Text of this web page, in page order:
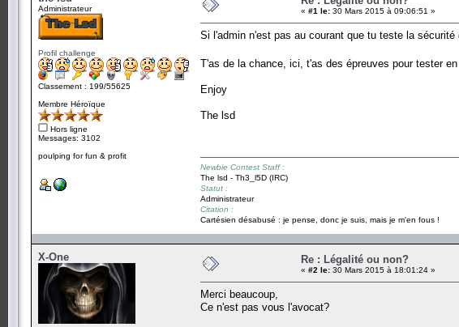
Administrateur
Profil challenge
Classement : 199/55625
Membre Héroïque
Hors ligne
Messages: 3102
poulping for fun & profit
« #1 le: 30 Mars 2015 à 09:06:51 »
Si l'admin n'est pas au courant que tu teste la
T'as de la chance, ici, t'as des épreuves pour tester
Enjoy
The lsd
Newbie Contest Staff :
The lsd - Th3_l5D (IRC)
Statut :
Administrateur
Citation :
Cartésien désabusé : je pense, donc je suis, mais je m'en fous !
X-One Re : Légalité ou non?
« #2 le: 30 Mars 2015 à 18:01:24 »
Merci beaucoup,
Ce n'est pas vous l'avocat?